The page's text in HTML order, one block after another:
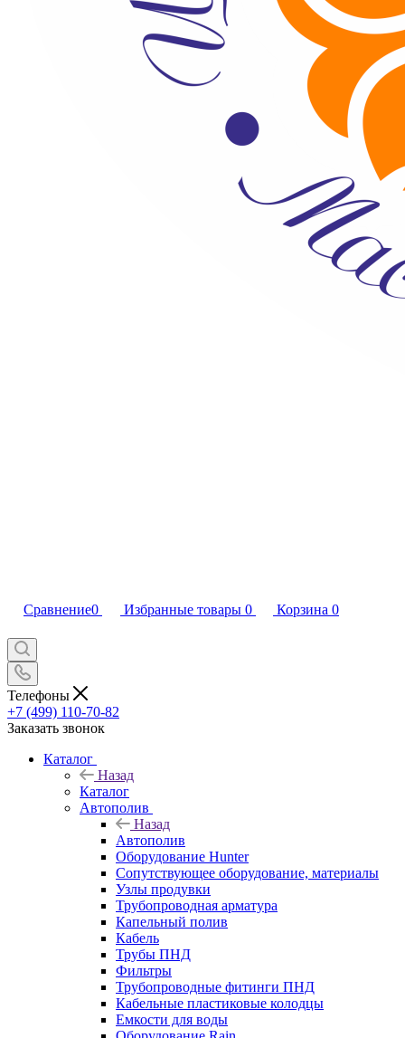
Сравнение0 Избранные товары 0 Корзина 0
Телефоны
+7 (499) 110-70-82
Заказать звонок
Каталог
Назад
Каталог
Автополив
Назад
Автополив
Оборудование Hunter
Сопутствующее оборудование, материалы
Узлы продувки
Трубопроводная арматура
Капельный полив
Кабель
Трубы ПНД
Фильтры
Трубопроводные фитинги ПНД
Кабельные пластиковые колодцы
Емкости для воды